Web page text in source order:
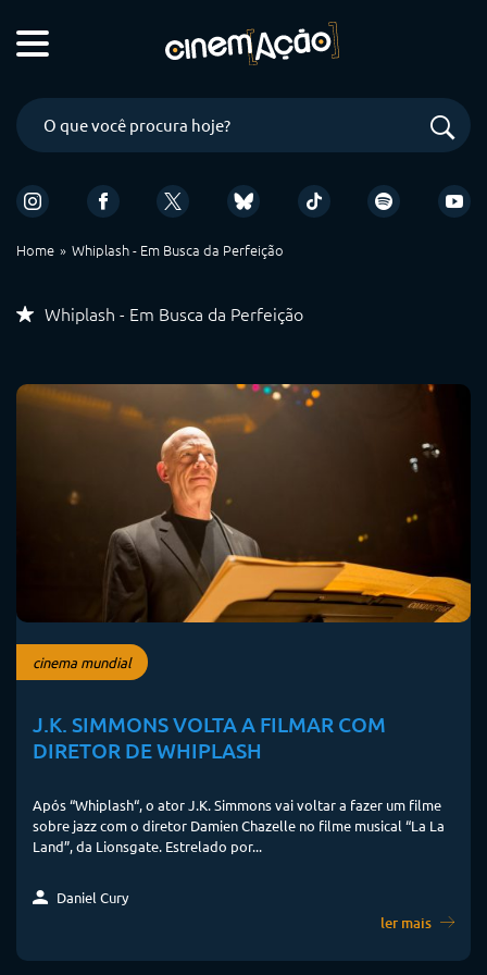
Home Whiplash - Em Busca da Perfeição
Whiplash - Em Busca da Perfeição
cinema mundial
J.K. SIMMONS VOLTA A FILMAR COM
DIRETOR DE WHIPLASH
Após “Whiplash“, o ator J.K. Simmons vai voltar a fazer um filme
sobre jazz com o diretor Damien Chazelle no filme musical “La La
Land”, da Lionsgate. Estrelado por...
Daniel Cury
ler mais